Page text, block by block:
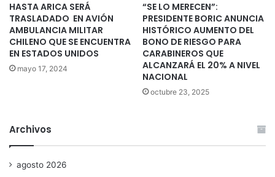
HASTA ARICA SERÁ
TRASLADADO EN AVIÓN
AMBULANCIA MILITAR
CHILENO QUE SE ENCUENTRA
EN ESTADOS UNIDOS
mayo 17, 2024
“SE LO MERECEN”:
PRESIDENTE BORIC ANUNCIA
HISTÓRICO AUMENTO DEL
BONO DE RIESGO PARA
CARABINEROS QUE
ALCANZARÁ EL 20% A NIVEL
NACIONAL
octubre 23, 2025
Archivos
agosto 2026